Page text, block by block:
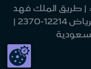
رأس مال 30,000,000,000 Ʀ | طريق الملك فهد
9033 | العليا | وحدة رقم 8 | الرياض 12214-2370 |